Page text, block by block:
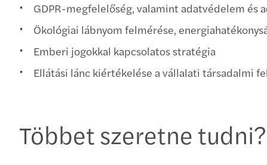
GDPR-megfelelőség, valamint adatvédelem és
Ökológiai lábnyom felmérése,
Emberi jogokkal kapcsolatos stratégia
Ellátási lánc kiértékelése a vállalati társadalmi
Többet szeretne tudni?